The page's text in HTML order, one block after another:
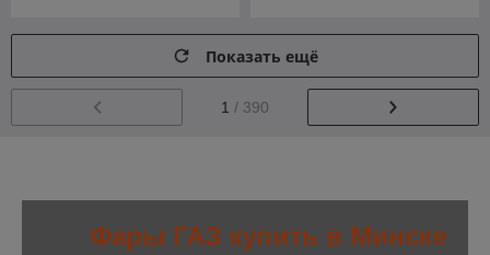
Показать ещё
1 / 390
Фары ГАЗ купить в Минске